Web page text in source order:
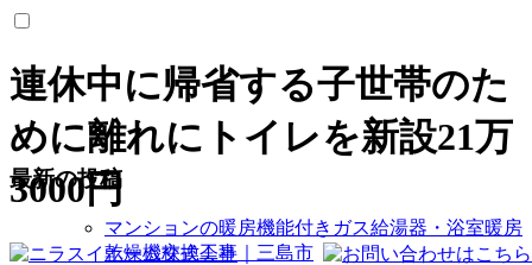
連休中に帰省する子世帯のた
めに離れにトイレを新設21万
3000円
最新の投稿
マンションの暖房機能付きガス給湯器・浴室暖房
乾燥機交換工事｜三島市